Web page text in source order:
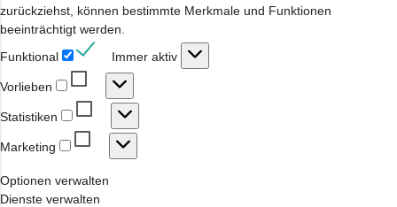
zurückziehst, können bestimmte Merkmale und Funktionen
beeinträchtigt werden.
Funktional
Immer aktiv
Vorlieben
Vorlieben
Statistiken
Statistiken
Marketing
Marketing
Optionen verwalten
Dienste verwalten